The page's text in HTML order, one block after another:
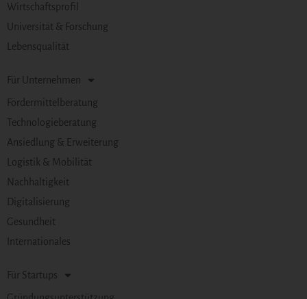
Wirtschaftsprofil
Universität & Forschung
Lebensqualität
Für Unternehmen
Fördermittelberatung
Technologieberatung
Ansiedlung & Erweiterung
Logistik & Mobilität
Nachhaltigkeit
Digitalisierung
Gesundheit
Internationales
Für Startups